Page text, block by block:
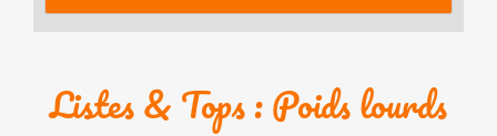
Listes & Tops : Poids lourds